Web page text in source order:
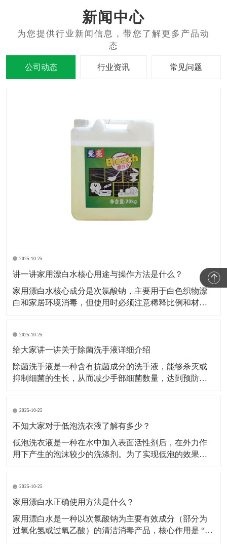
新闻中心
公司动态 行业资讯 常见问题
2025-10-25
讲一讲家用漂白水核心用途与操作方法是什么？
家用漂白水核心成分是次氯酸钠，主要用于白色织物漂
白和家居环境消毒，但使用时必须注意稀释比例和材质
家用漂白水的应用需严格区分场景，不同用途的稀释比
例和操作步骤差异较大。白色衣物漂白适用范围：仅用
于白色棉、
2025-10-25
给大家讲一讲关于除菌洗手液详细介绍
除菌洗手液是一种含有抗菌成分的洗手液，能够杀灭或
抑制细菌的生长，从而减少手部细菌数量，达到预防疾
润皮肤，同时将油脂污垢乳化，使其从皮肤上脱落下
来，被水冲走。增稠剂：常用的有无机盐等，能使洗手
液保持合适的
2025-10-25
不知大家对于低泡洗衣液了解有多少？
低泡洗衣液是一种在水中加入表面活性剂后，在外力作
用下产生的泡沫较少的洗涤剂。​为了实现低泡的效果，
主要组成成分，这些成分在保证去污力的同时，能有效
控制泡沫的产生。特点低泡易漂洗：低泡洗衣液
2025-10-25
家用漂白水正确使用方法是什么？
家用漂白水是一种以次氯酸钠为主要有效成分（部分为
过氧化氢或过氧乙酸）的清洁消毒产品，核心作用是 “去